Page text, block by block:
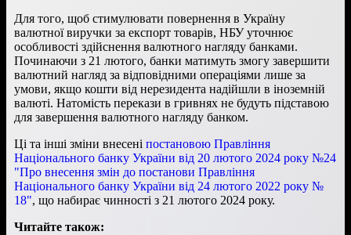
Для того, щоб стимулювати повернення в Україну
валютної виручки за експорт товарів, НБУ уточнює
особливості здійснення валютного нагляду банками.
Починаючи з 21 лютого, банки матимуть змогу завершити
валютний нагляд за відповідними операціями лише за
умови, якщо кошти від нерезидента надійшли в іноземній
валюті. Натомість перекази в гривнях не будуть підставою
для завершення валютного нагляду банком.
Ці та інші зміни внесені постановою Правління
Національного банку України від 20 лютого 2024 року №24
"Про внесення змін до постанови Правління
Національного банку України від 24 лютого 2022 року №
18", що набирає чинності з 21 лютого 2024 року.
Читайте також: